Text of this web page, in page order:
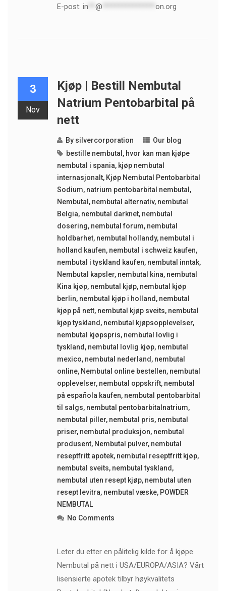
E-post: in @ on.org
3
Nov
Kjøp | Bestill Nembutal
Natrium Pentobarbital på
nett
By silvercorporation
Our blog
bestille nembutal , hvor kan man kjøpe
nembutal i spania, kjøp nembutal
internasjonalt, Kjøp Nembutal Pentobarbital
Sodium, natrium pentobarbital nembutal ,
Nembutal , nembutal alternativ, nembutal
Belgia, nembutal darknet, nembutal
dosering, nembutal forum, nembutal
holdbarhet, nembutal hollandy, nembutal i
holland kaufen, nembutal i schweiz kaufen,
nembutal i tyskland kaufen, nembutal inntak,
Nembutal kapsler, nembutal kina, nembutal
Kina kjøp, nembutal kjøp, nembutal kjøp
berlin, nembutal kjøp i holland , nembutal
kjøp på nett, nembutal kjøp sveits, nembutal
kjøp tyskland , nembutal kjøpsopplevelser,
nembutal kjøpspris, nembutal lovlig i
tyskland , nembutal lovlig kjøp, nembutal
mexico, nembutal nederland , nembutal
online, Nembutal online bestellen, nembutal
opplevelser, nembutal oppskrift, nembutal
på española kaufen, nembutal pentobarbital
til salgs, nembutal pentobarbitalnatrium,
nembutal piller, nembutal pris, nembutal
priser, nembutal produksjon, nembutal
produsent, Nembutal pulver, nembutal
reseptfritt apotek, nembutal reseptfritt kjøp,
nembutal sveits, nembutal tyskland ,
nembutal uten resept kjøp, nembutal uten
resept levitra, nembutal væske, POWDER
NEMBUTAL
No Comments
Leter du etter en pålitelig kilde for å kjøpe
Nembutal på nett i USA/EUROPA/ASIA? Vårt
lisensierte apotek tilbyr høykvalitets